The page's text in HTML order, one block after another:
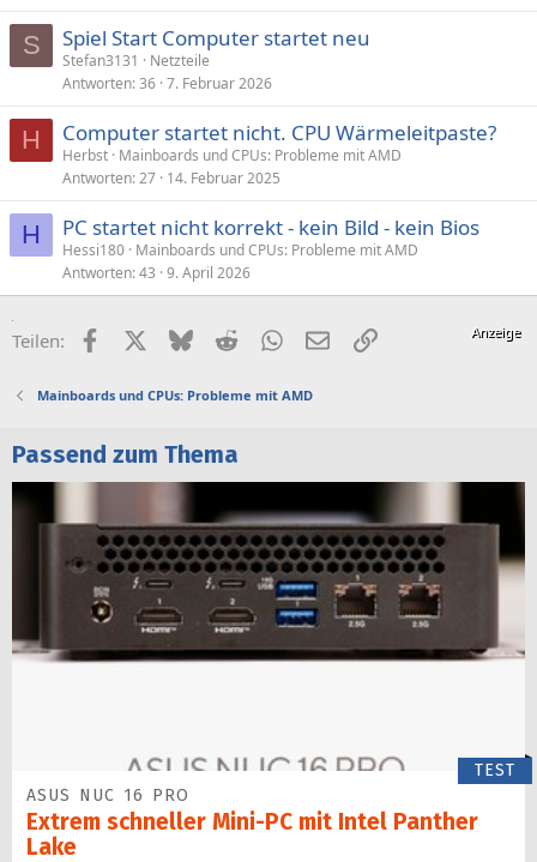
S Spiel Start Computer startet neu
Stefan3131
Netzteile
Antworten 36 7. Februar 2026
H Computer startet nicht. CPU Wärmeleitpaste?
Herbst Mainboards und CPUs: Probleme mit AMD
Antworten 27 14. Februar 2025
H PC startet nicht korrekt - kein Bild - kein Bios
Hessi180 Mainboards und CPUs: Probleme mit AMD
Antworten 43 9. April 2026
Teilen: FacebookX (Twitter)
BlueskyRedditWhatsApp
E-MailLink
Mainboards und CPUs: Probleme mit AMD
Passend zum Thema
TEST
ASUS NUC 16 PRO
Extrem schneller Mini-PC mit Intel Panther
Lake